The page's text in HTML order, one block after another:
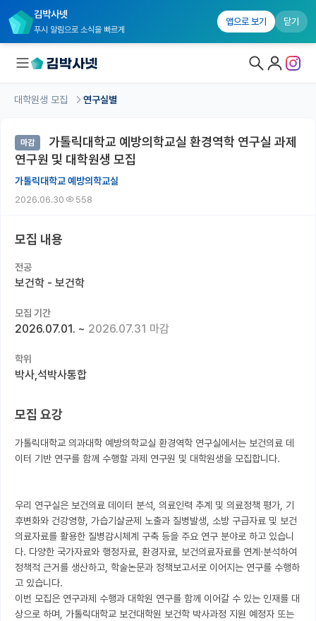
김박사넷
푸시 알림으로 소식을 빠르게
앱으로 보기 닫기
대학원생 모집 홈
기관별 모집 정보
연구실별 모집 정보
전공별 모집 정보
국내대학원 정보
연구실&오픈랩
커리어
반도체 아카데미
대학원생 모집 연구실별
마감
가톨릭대학교 예방의학교실 환경역학 연구실 과제
연구원 및 대학원생 모집
가톨릭대학교 예방의학교실
2026.06.30 558
모집 내용
전공
보건학 - 보건학
모집 기간
2026.07.01. ~ 2026.07.31 마감
학위
박사,석박사통합
모집 요강
가톨릭대학교 의과대학 예방의학교실 환경역학 연구실에서는 보건의료 데
이터 기반 연구를 함께 수행할 과제 연구원 및 대학원생을 모집합니다.
우리 연구실은 보건의료 데이터 분석, 의료인력 추계 및 의료정책 평가, 기
후변화와 건강영향, 가습기살균제 노출과 질병발생, 소방 구급자료 및 보건
의료자료를 활용한 질병감시체계 구축 등을 주요 연구 분야로 하고 있습니
다. 다양한 국가자료와 행정자료, 환경자료, 보건의료자료를 연계·분석하여
정책적 근거를 생산하고, 학술논문과 정책보고서로 이어지는 연구를 수행하
고 있습니다.
이번 모집은 연구과제 수행과 대학원 연구를 함께 이어갈 수 있는 인재를 대
상으로 하며, 가톨릭대학교 보건대학원 보건학 박사과정 지원 예정자 또는